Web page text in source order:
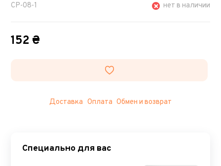
CP-08-1 нет в наличии
152 ₴
Доставка Оплата Обмен и возврат
Специально для вас